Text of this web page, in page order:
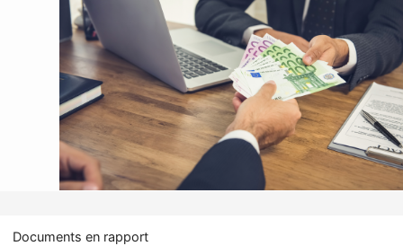
Documents en rapport